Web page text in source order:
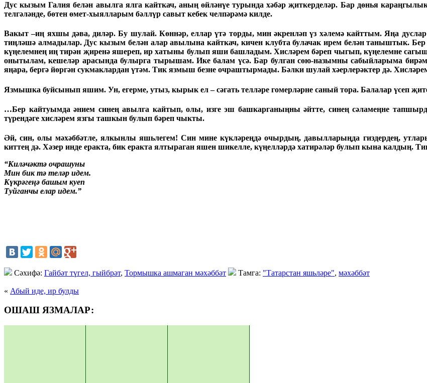
Дус кызым Галия белән авылга ялга кайткач, аның өйләнүе турында хәбәр җиткерделәр. Бар дөнья
телгәләнде, бөтен өмет-хыялларым бәллүр савыт кебек челпәрәмә килде.
Вакыт –иң яхшы дәва, диләр. Бу шулай. Көннәр, еллар үтә торды, мин әкренләп үз хәлемә кайттым. Яңа
тиңләшә алмадылар. Дус кызым белән алар авылына кайткач, кичен клубта булачак ирем белән таныштык.
күңелемнең иң тирән җиренә яшереп, ир хатыны булып яши башладым. Хисләрем бәреп чыгып, күңелемне
онытылам, кешеләр арасында булырга тырышам. Ике балам үсә. Бар булган сөю-назымны сабыйларыма
яңара, бергә йөргән сукмаклардан үтәм. Тик язмыш безне очраштырмады. Бәлки шулай хәерлерәктер дә.
Язмышка буйсынып яшим. Ун, егерме, утыз, кырык ел – сәгать телләре гомерләрне саный тора. Балалар үсеп
…Бер кайтуымда әнием синең авылга кайтып, олы, изге эш башкарганыңны әйтте, синең сәламеңне
түрендәге хисләрем язгы ташкын булып бәреп чыкты.
Әй, син, олы мәхәббәтле, ялкынлы яшьлегем! Син мине күкләреңдә очырдың, давылларыңда гиздердең,
киттең дә. Хәзер инде еракта, бик еракта ялтыраган яшен шикелле, күңелләрдә хатирәләр булып кына калдың.
“Киләчәктә очрашуны
Мин бик тә теләр идем.
Күкрәгеңә башым куеп
Туйганчы елар идем.”
Cәхифә: Гайбәт түгел, гыйбрәт, Тормышка ашмаган мәхәббәт Тамга: "Татарстан яшьләре", мәхәббәт
« Абый иде, ир булды
ОШАШ ЯЗМАЛАР: